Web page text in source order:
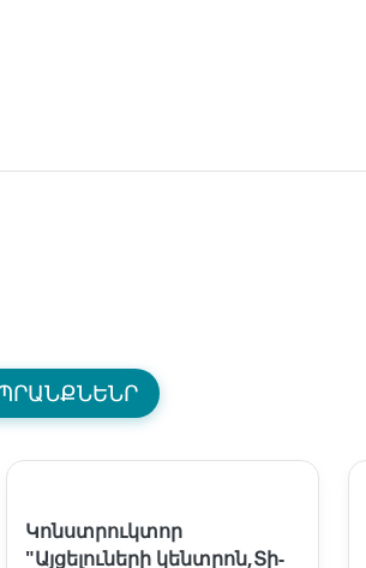
Կոնստրուկտոր
"Այցելուների կենտրոն,Տի-